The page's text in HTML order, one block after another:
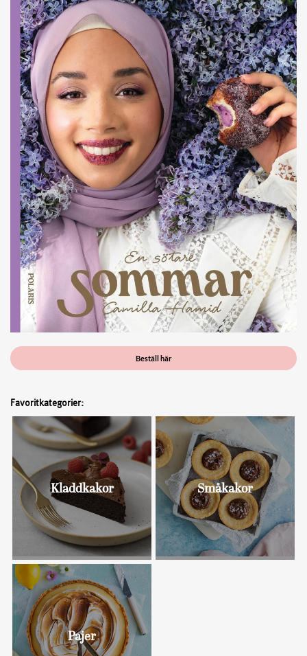
Beställ här
Favoritkategorier:
Kladdkakor Småkakor
Pajer